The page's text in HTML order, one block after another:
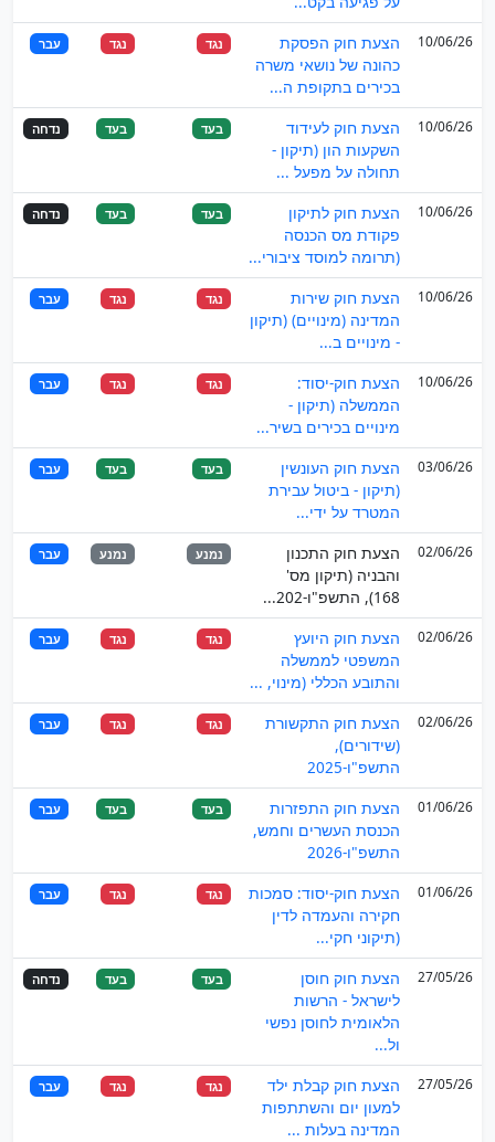
10/06/26
הצעת חוק הפסקת
כהונה של נושאי משרה
בכירים בתקופת ה...
נגד נגד עבר
10/06/26
הצעת חוק לעידוד
השקעות הון (תיקון -
תחולה על מפעל ...
בעד בעד נדחה
10/06/26
הצעת חוק לתיקון
פקודת מס הכנסה
(תרומה למוסד ציבורי...
בעד בעד נדחה
10/06/26
הצעת חוק שירות
המדינה (מינויים) (תיקון
- מינויים ב...
נגד נגד עבר
10/06/26
הצעת חוק-יסוד:
הממשלה (תיקון -
מינויים בכירים בשיר...
נגד נגד עבר
03/06/26
הצעת חוק העונשין
(תיקון - ביטול עבירת
המטרד על ידי...
בעד בעד עבר
02/06/26
הצעת חוק התכנון
והבניה (תיקון מס'
168), התשפ"ו-202...
נמנע נמנע עבר
02/06/26
הצעת חוק היועץ
המשפטי לממשלה
והתובע הכללי (מינוי, ...
נגד נגד עבר
02/06/26
הצעת חוק התקשורת
(שידורים),
התשפ"ו-2025
נגד נגד עבר
01/06/26
הצעת חוק התפזרות
הכנסת העשרים וחמש,
התשפ"ו-2026
בעד בעד עבר
01/06/26
הצעת חוק-יסוד: סמכות
חקירה והעמדה לדין
(תיקוני חקי...
נגד נגד עבר
27/05/26
הצעת חוק חוסן
לישראל - הרשות
הלאומית לחוסן נפשי
ול...
בעד בעד נדחה
27/05/26
הצעת חוק קבלת ילד
למעון יום והשתתפות
המדינה בעלות ...
נגד נגד עבר